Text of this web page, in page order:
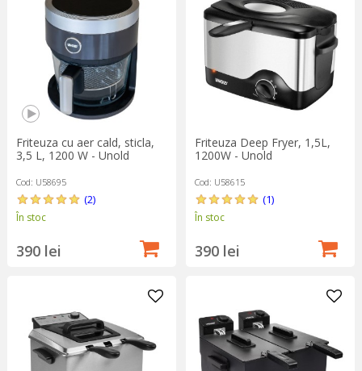
Friteuza cu aer cald, sticla,
3,5 L, 1200 W - Unold
Cod: U58695
(2)
În stoc
390 lei
Friteuza Deep Fryer, 1,5L,
1200W - Unold
Cod: U58615
(1)
În stoc
390 lei